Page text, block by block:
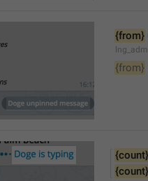
{from}
{from}
{count}
{count}